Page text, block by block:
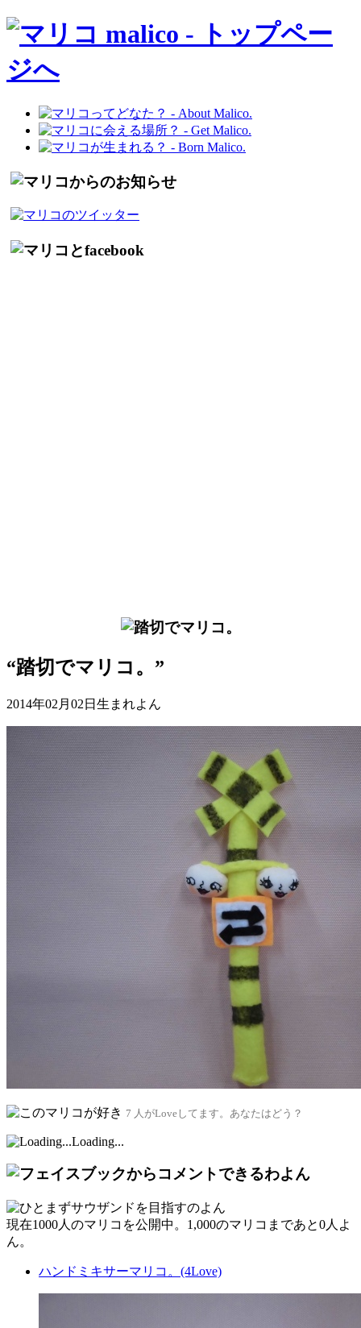
“踏切でマリコ。”
2014年02月02日生まれよん
7 人がLoveしてます。あなたはどう？
Loading...
現在1000人 のマリコを公開中。1,000のマリコまであと0人 よ
ん。
ハンドミキサーマリコ。(4Love)